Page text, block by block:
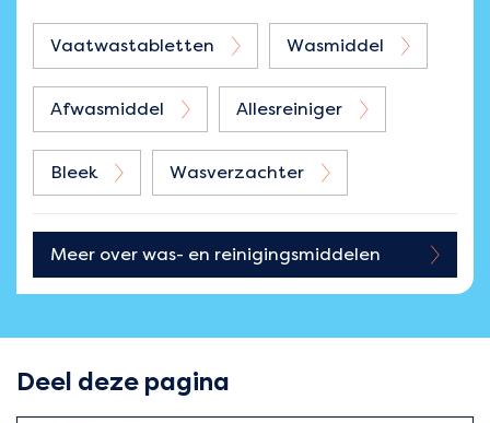
Vaatwastabletten Wasmiddel
Afwasmiddel Allesreiniger
Bleek Wasverzachter
Meer over was- en reinigingsmiddelen
Deel deze pagina